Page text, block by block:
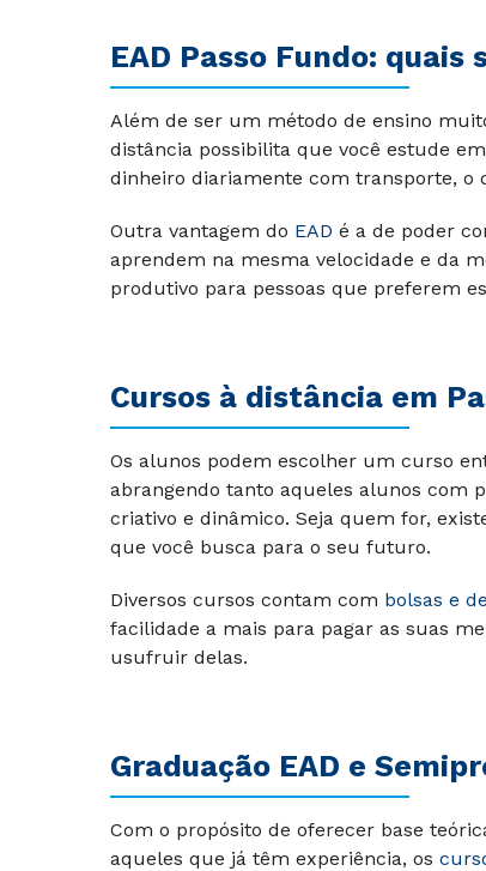
EAD Passo Fundo: quais
Além de ser um método de ensino
distância possibilita que você estude
dinheiro diariamente com transporte, o
Outra vantagem do EAD é a de poder
aprendem na mesma velocidade e da
produtivo para pessoas que preferem
Cursos à distância em
Os alunos podem escolher um curso
abrangendo tanto aqueles alunos com
criativo e dinâmico. Seja quem for,
que você busca para o seu futuro.
Diversos cursos contam com bolsas e
facilidade a mais para pagar as suas
usufruir delas.
Graduação EAD e
Com o propósito de oferecer base
aqueles que já têm experiência, os